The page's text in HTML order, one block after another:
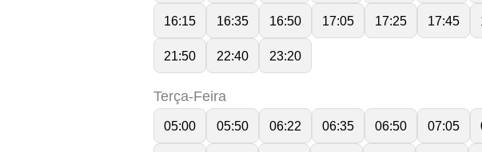
16:15 16:35 16:50 17:05 17:25 17:45
21:50 22:40 23:20
Terça-Feira
05:00 05:50 06:22 06:35 06:50 07:05